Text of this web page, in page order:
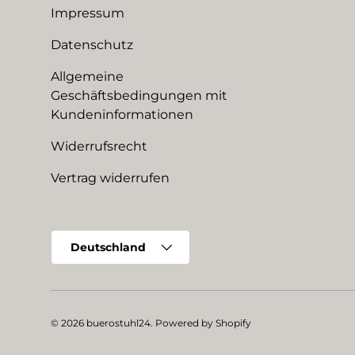
Impressum
Datenschutz
Allgemeine
Geschäftsbedingungen mit
Kundeninformationen
Widerrufsrecht
Vertrag widerrufen
Deutschland
© 2026 buerostuhl24. Powered by Shopify